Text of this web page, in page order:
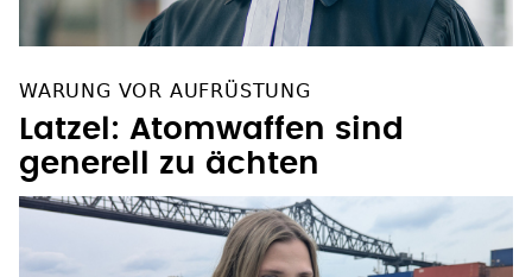
WARUNG VOR AUFRÜSTUNG
Latzel: Atomwaffen sind
generell zu ächten